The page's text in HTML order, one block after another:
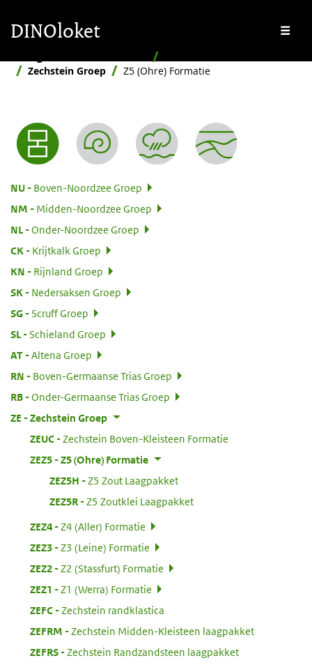
DINOloket
Zechstein Groep
Z5 (Ohre) Formatie
Nomenclator menu
NU:
Boven-Noordzee Groep
NM
Midden-Noordzee Groep
NL
Onder-Noordzee Groep
CK:
Krijtkalk Groep
KN
Rijnland Groep
SK:
Nedersaksen Groep
SG:
Scruff Groep
SL
Schieland Groep
AT:
Altena Groep
RN
Boven-Germaanse Trias Groep
RB:
Onder-Germaanse Trias Groep
ZE
Zechstein Groep
ZEUC:
Zechstein Boven-Kleisteen Formatie
ZEZ5:
Z5 (Ohre) Formatie
ZEZ5H
Z5 Zout Laagpakket
ZEZ5R:
Z5 Zoutklei Laagpakket
ZEZ4:
Z4 (Aller) Formatie
ZEZ3:
Z3 (Leine) Formatie
ZEZ2:
Z2 (Stassfurt) Formatie
ZEZ1
Z1 (Werra) Formatie
ZEFC:
Zechstein randklastica
ZEFRM
Zechstein Midden-Kleisteen laagpakket
ZEFRS:
Zechstein Randzandsteen laagpakket